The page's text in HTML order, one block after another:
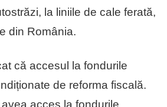
la liniile de cale ferată,
din România.
că accesul la fondurile
de reforma fiscală.
acces la fondurile